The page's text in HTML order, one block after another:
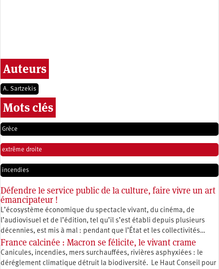
Auteurs
A. Sartzekis
Mots clés
Grèce
extrême droite
incendies
Défendre le service public de la culture, faire vivre un art
émancipateur !
L’écosystème économique du spectacle vivant, du cinéma, de
l’audiovisuel et de l’édition, tel qu’il s’est établi depuis plusieurs
décennies, est mis à mal : pendant que l’État et les collectivités…
France calcinée : Macron se félicite, le vivant crame
Canicules, incendies, mers surchauffées, rivières asphyxiées : le
déréglement climatique détruit la biodiversité. Le Haut Conseil pour